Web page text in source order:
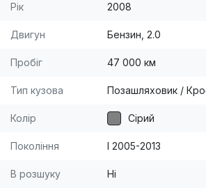
Рік 2008
Двигун Бензин, 2.0
Пробіг 47 000 км
Тип кузова Позашляховик /
Колір Сірий
Покоління I 2005-2013
В розшуку Ні